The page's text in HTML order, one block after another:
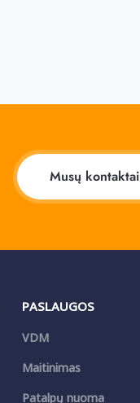
Musų kontaktai
PASLAUGOS
VDM
Maitinimas
Patalpų nuoma